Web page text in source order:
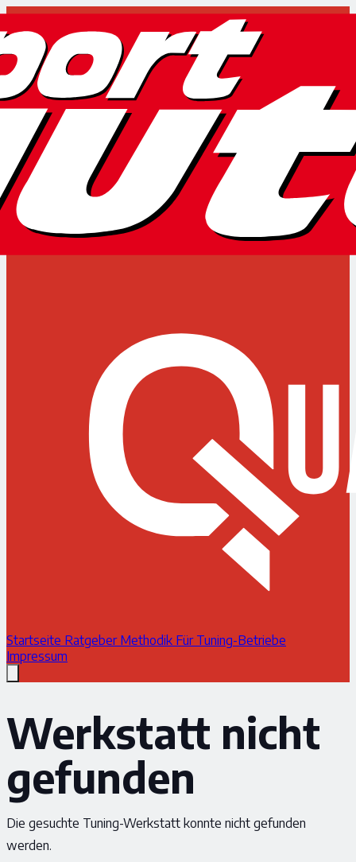
Startseite Ratgeber Methodik Für Tuning-Betriebe
Impressum
Werkstatt nicht
gefunden
Die gesuchte Tuning-Werkstatt konnte nicht gefunden
werden.